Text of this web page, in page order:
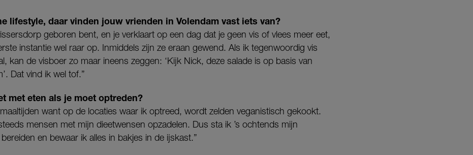
lifestyle, daar vinden jouw vrienden in Volendam vast iets van?
geboren bent, en je verklaart op een dag dat je geen vis of vlees meer eet,
instantie wel raar op. Inmiddels zijn ze eraan gewend. Als ik tegenwoordig vis
kan de visboer zo maar ineens zeggen: ‘Kijk Nick, deze salade is op basis van
Dat vind ik wel tof.”
met eten als je moet optreden?
want op de locaties waar ik optreed, wordt zelden veganistisch gekookt.
mensen met mijn dieetwensen opzadelen. Dus sta ik ’s ochtends mijn
en bewaar ik alles in bakjes in de ijskast.”